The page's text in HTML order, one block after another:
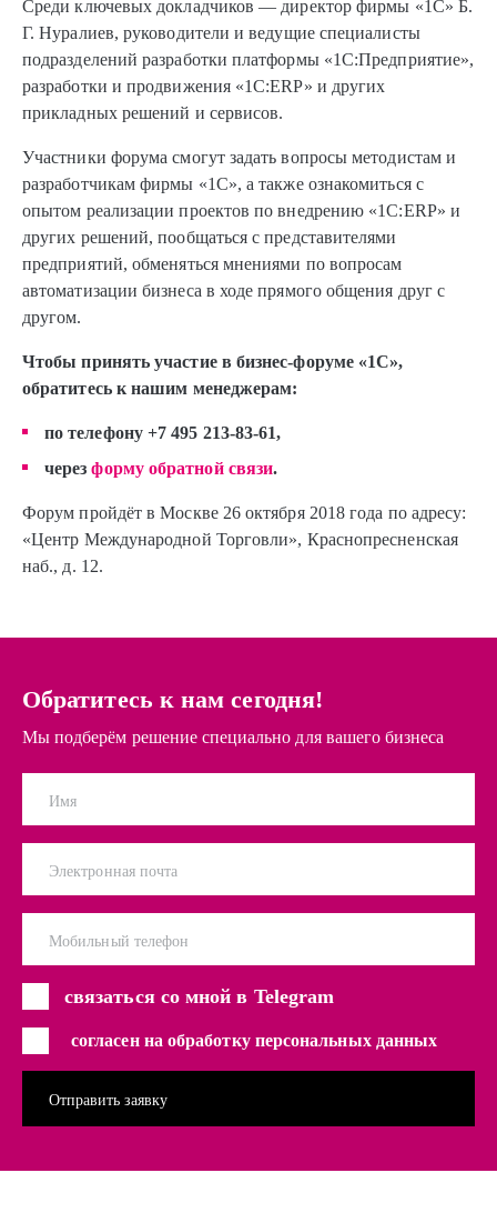
Среди ключевых докладчиков — директор фирмы «1С» Б.
Г. Нуралиев, руководители и ведущие специалисты
подразделений разработки платформы «1С:Предприятие»,
разработки и продвижения «1С:ERP» и других
прикладных решений и сервисов.
Участники форума смогут задать вопросы методистам и
разработчикам фирмы «1С», а также ознакомиться с
опытом реализации проектов по внедрению «1С:ERP» и
других решений, пообщаться с представителями
предприятий, обменяться мнениями по вопросам
автоматизации бизнеса в ходе прямого общения друг с
другом.
Чтобы принять участие в бизнес-форуме «1С»,
обратитесь к нашим менеджерам:
по телефону +7 495 213-83-61,
черезформу обратной связи.
Форум пройдёт в Москве 26 октября 2018 года по адресу:
«Центр Международной Торговли», Краснопресненская
наб., д. 12.
Обратитесь к нам сегодня!
Мы подберём решение специально для вашего бизнеса
Имя
Электронная почта
Мобильный телефон
связаться со мной в Telegram
согласен на обработку персональных данных